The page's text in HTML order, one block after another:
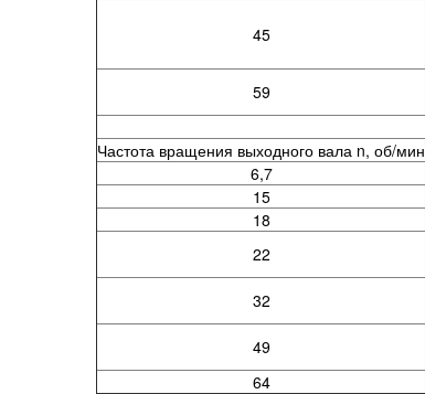
45
59
Частота вращения выходного вала n, об/мин
6,7
15
18
22
32
49
64